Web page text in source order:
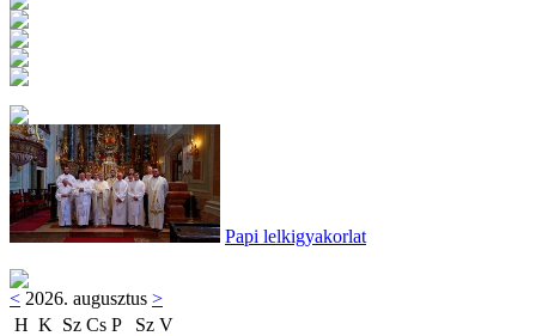
Papi lelkigyakorlat
< 2026. augusztus >
H K Sz Cs P Sz V